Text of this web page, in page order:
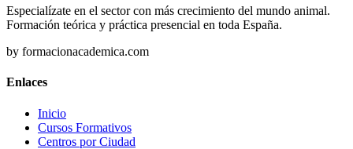
Especialízate en el sector con más crecimiento del mundo animal.
Formación teórica y práctica presencial en toda España.
by formacionacademica.com
Enlaces
Inicio
Cursos Formativos
Centros por Ciudad